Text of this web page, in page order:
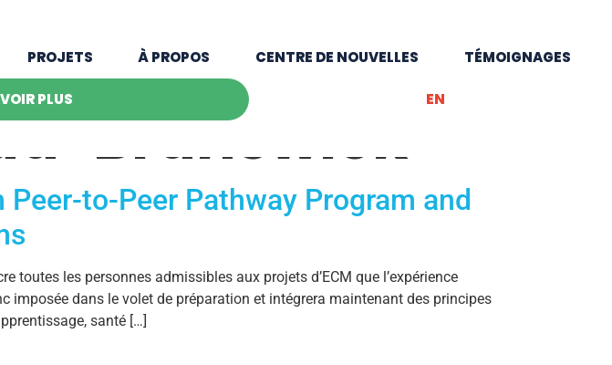
PROJETS À PROPOS CENTRE DE NOUVELLES TÉMOIGNAGES
PLUS EN
Brunswick
to-Peer Pathway Program and
toutes les personnes admissibles aux projets d’ECM que l’expérience
imposée dans le volet de préparation et intégrera maintenant des principes
santé […]